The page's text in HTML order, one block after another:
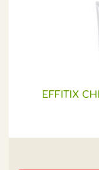
EFFITIX